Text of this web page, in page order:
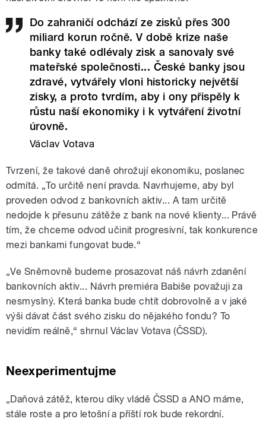
Do zahraničí odchází ze zisků přes 300
miliard korun ročně. V době krize naše
banky také odlévaly zisk a sanovaly své
mateřské společnosti... České banky jsou
zdravé, vytvářely vloni historicky největší
zisky, a proto tvrdím, aby i ony přispěly k
růstu naší ekonomiky i k vytváření životní
úrovně.
Václav Votava
Tvrzení, že takové daně ohrožují ekonomiku, poslanec
odmítá. „To určitě není pravda. Navrhujeme, aby byl
proveden odvod z bankovních aktiv... A tam určitě
nedojde k přesunu zátěže z bank na nové klienty... Právě
tím, že chceme odvod učinit progresivní, tak konkurence
mezi bankami fungovat bude.“
„Ve Sněmovně budeme prosazovat náš návrh zdanění
bankovních aktiv... Návrh premiéra Babiše považuji za
nesmyslný. Která banka bude chtít dobrovolně a v jaké
výši dávat část svého zisku do nějakého fondu? To
nevidím reálně,“ shrnul Václav Votava (ČSSD).
Neexperimentujme
„Daňová zátěž, kterou díky vládě ČSSD a ANO máme,
stále roste a pro letošní a příští rok bude rekordní.